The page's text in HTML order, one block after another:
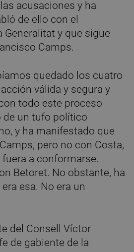
acusaciones y ha
de ello con el
Generalitat y que sigue
Camps.
quedado los cuatro
válida y segura y
todo este proceso
de un tufo político
y ha manifestado que
pero no con Costa,
a conformarse.
Betoret. No obstante, ha
esa. No era un
del Consell Víctor
de gabiente de la